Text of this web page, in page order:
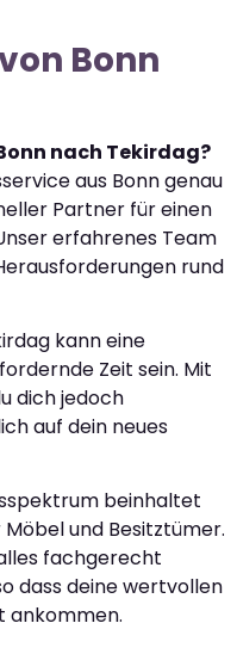
Bonn
nach Tekirdag?
aus Bonn genau
Partner für einen
erfahrenes Team
rund
kann eine
Zeit sein. Mit
dich jedoch
auf dein neues
beinhaltet
und Besitztümer.
fachgerecht
dass deine wertvollen
ankommen.